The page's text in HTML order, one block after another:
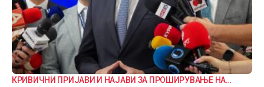
КРИВИЧНИ ПРИЈАВИ И НАЈАВИ ЗА ПРОШИРУВАЊЕ НА